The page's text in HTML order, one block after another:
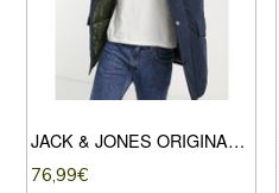
JACK & JONES ORIGINALS – PARKA BLU NAVY CON CAPPUCCIO IN ECOPELLICCIA
76,99€